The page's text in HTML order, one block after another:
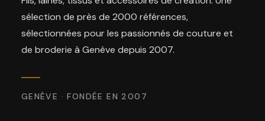
sélection de près de 2000 références,
sélectionnées pour les passionnés de couture et
de broderie à Genève depuis 2007.
GENÈVE · FONDÉE EN 2007